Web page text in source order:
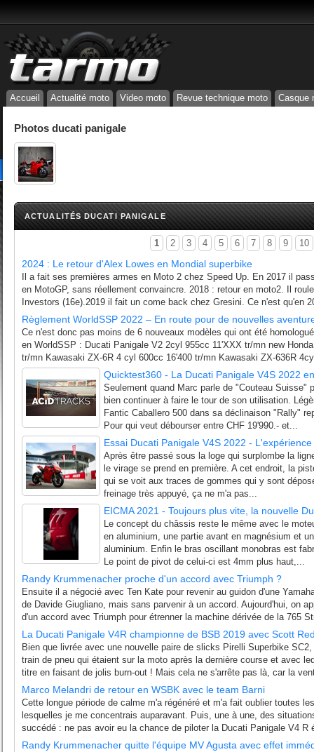
Accueil Actualité moto Video moto Revue technique moto Casque
Photos ducati panigale
ACTUALITÉS DUCATI PANIGALE
1 2 3 4 5 6 7 8 9 10
2024 : Le retour d'Alex Lowes en Mondial superbike
Il a fait ses premières armes en Moto 2 chez Speed Up. En 2017 il
en MotoGP, sans réellement convaincre. 2018 : retour en moto2. Il
Investors (16e).2019 il fait un come back chez Gresini. Ce n'est qu'en
Règlement WorldSSP 2022 – En route pour de nouvelles
Ce n'est donc pas moins de 6 nouveaux modèles qui ont été
en WorldSSP : Ducati Panigale V2 2cyl 955cc 11'XXX tr/mn new
tr/mn Kawasaki ZX-6R 4 cyl 600cc 16'400 tr/mn Kawasaki ZX-636R
Quicktest360 - La Ducati Panigale V4S 2022
Seulement quand Marc parle de "Couteau Suisse"
bien continuer à faire le tour de son utilisation.
Fantic Caballero 500 dans sa déclinaison "Rally"
Pour qui veut débourser entre CHF 19'990.- et...
Essai Ducati Panigale V4S 2022 -
Après être passé sous la loge qui surplombe la
le virage se prend en première. A cet endroit, la
qui se voit aux traces de gommes qui y sont
freinage très appuyé, ça ne m'a pas...
EICMA 2021 - Toujours plus vite, la nouvelle
Le concept du châssis reste le même avec le
en aluminium, une partie avant en magnésium et
aluminium. Enfin le bras oscillant monobras est
Le point de pivot de celui-ci est 4mm plus haut,...
Randy Krummenacher proche d'un accord avec Triumph ?
Ensuite il a négocié avec Ten Kate pour revenir au guidon d'une
de Davide Giugliano, mais sans parvenir à un accord. Aujourd'hui, on
d'un accord avec Triumph pour étrenner la machine dérivée de la 765
La Ducati Panigale V4R championne de BSB 2019 avec Scott
Bien que livrée avec une nouvelle paire de slicks Pirelli Superbike
train de pneu qui étaient sur la moto après la dernière course et avec
titre en faisant de jolis burn-out ! Mais cela ne s'arrête pas là, car la
Marco Melandri de retour en WSBK avec le team Barni
Cette longue période de calme m'a régénéré et m'a fait oublier toutes
lesquelles je me concentrais auparavant. Puis, une à une, des
succédé : ne pas avoir eu la chance de piloter la Ducati Panigale V4 R
Randy Krummenacher quitte l'équipe MV Agusta avec effet